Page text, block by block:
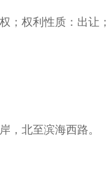
；权利性质：出让
，北至滨海西路。